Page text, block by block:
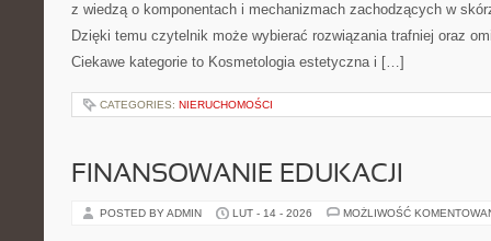
z wiedzą o komponentach i mechanizmach zachodzących w
Dzięki temu czytelnik może wybierać rozwiązania trafniej oraz
Ciekawe kategorie to Kosmetologia estetyczna i […]
CATEGORIES: NIERUCHOMOŚCI
FINANSOWANIE EDUKACJI
POSTED BY ADMIN LUT - 14 - 2026 MOŻLIWOŚĆ